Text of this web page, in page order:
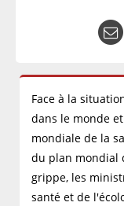
Face à la
dans le monde
mondiale de la
du plan mondial
grippe, les
santé et de